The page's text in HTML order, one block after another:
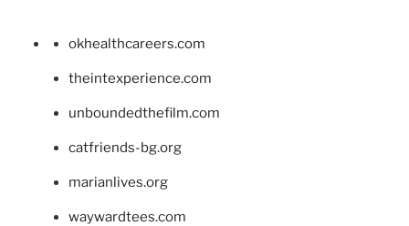
okhealthcareers.com
theintexperience.com
unboundedthefilm.com
catfriends-bg.org
marianlives.org
waywardtees.com